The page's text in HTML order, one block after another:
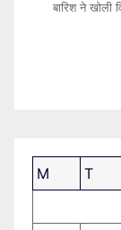
बारिश ने खोली
M T